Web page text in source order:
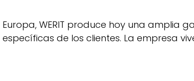
WERIT produce hoy una amplia
de los clientes. La empresa